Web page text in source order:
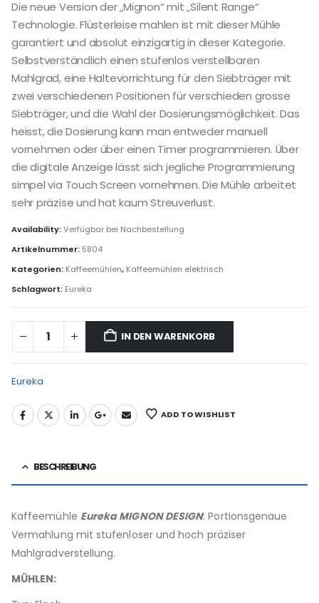
Die neue Version der „Mignon“ mit „Silent Range“
Technologie. Flüsterleise mahlen ist mit dieser Mühle
garantiert und absolut einzigartig in dieser Kategorie.
Selbstverständlich einen stufenlos verstellbaren
Mahlgrad, eine Haltevorrichtung für den Siebträger mit
zwei verschiedenen Positionen für verschieden grosse
Siebträger, und die Wahl der Dosierungsmöglichkeit. Das
heisst, die Dosierung kann man entweder manuell
vornehmen oder über einen Timer programmieren. Über
die digitale Anzeige lässt sich jegliche Programmierung
simpel via Touch Screen vornehmen. Die Mühle arbeitet
sehr präzise und hat kaum Streuverlust.
Availability:Verfügbar bei Nachbestellung
Artikelnummer: 5804
Kategorien: Kaffeemühlen, Kaffeemühlen elektrisch
Schlagwort: Eureka
IN DEN WARENKORB
Eureka
ADD TO WISHLIST
BESCHREIBUNG
Kaffeemühle Eureka MIGNON DESIGN: Portionsgenaue
Vermahlung mit stufenloser und hoch präziser
Mahlgradverstellung.
MÜHLEN: